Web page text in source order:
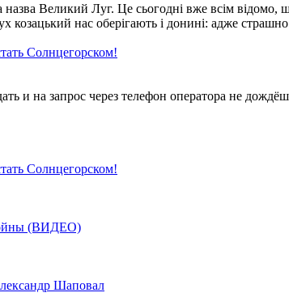
назва Великий Луг. Це сьогодні вже всім
нас оберігають і донині: адже
Солнцегорском!
и на запрос через телефон оператора не
Солнцегорском!
(ВИДЕО)
Шаповал